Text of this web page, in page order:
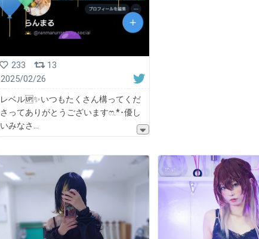
233
13
2025/02/26
レベル🆙✨いつもたくさん構ってくだ
さってありがとうございますෆ.*･優し
いみなさ